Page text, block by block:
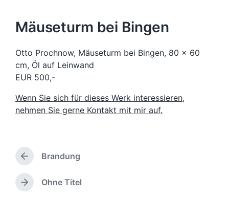
Mäuseturm bei Bingen
Otto Prochnow, Mäuseturm bei Bingen, 80 x 60
cm, Öl auf Leinwand
EUR 500,-
Wenn Sie sich für dieses Werk interessieren,
nehmen Sie gerne Kontakt mit mir auf.
V
o
r
h
Brandung
N
Ohne Titel